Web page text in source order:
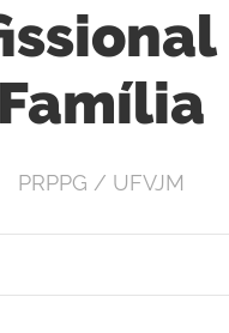
Família
PRPPG / UFVJM